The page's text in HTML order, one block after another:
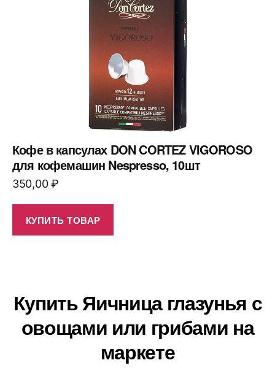
Кофе в капсулах DON CORTEZ VIGOROSO
для кофемашин Nespresso, 10шт
350,00₽
КУПИТЬ ТОВАР
Купить Яичница глазунья с
овощами или грибами на
маркете